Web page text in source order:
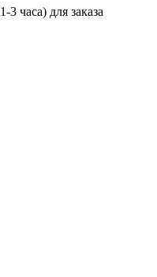
3 часа) для заказа